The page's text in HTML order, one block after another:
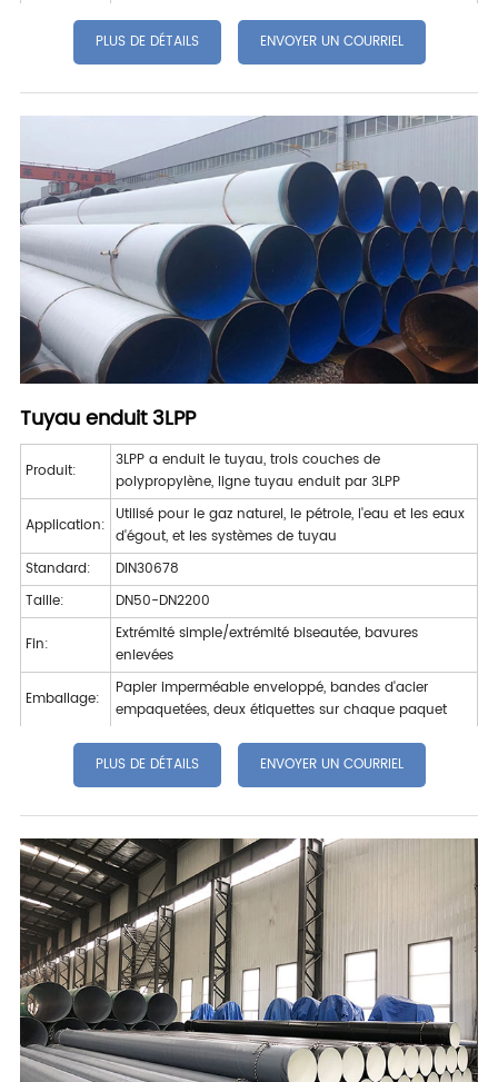
PLUS DE DÉTAILS ENVOYER UN COURRIEL
Tuyau enduit 3LPP
Produit:
3LPP a enduit le tuyau, trois couches de
polypropylène, ligne tuyau enduit par 3LPP
Application:
Utilisé pour le gaz naturel, le pétrole, l'eau et les eaux
d'égout, et les systèmes de tuyau
Standard:
DIN30678
Taille:
DN50-DN2200
Fin:
Extrémité simple/extrémité biseautée, bavures
enlevées
Emballage:
Papier imperméable enveloppé, bandes d'acier
empaquetées, deux étiquettes sur chaque paquet
PLUS DE DÉTAILS ENVOYER UN COURRIEL